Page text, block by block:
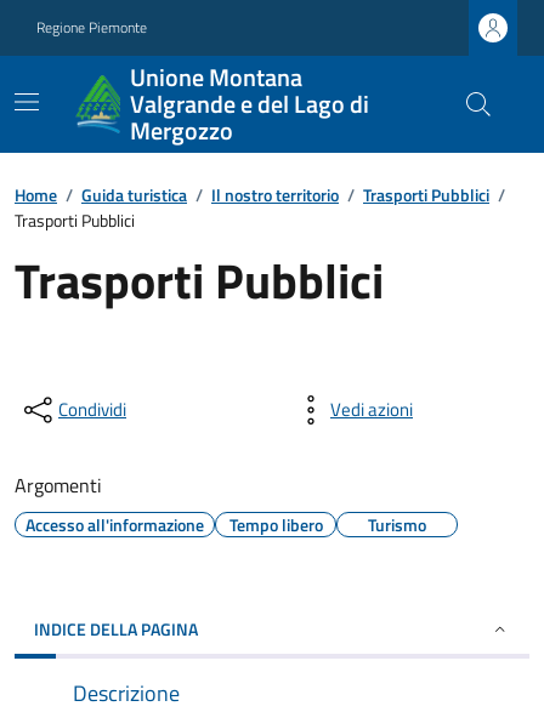
Regione Piemonte
Unione Montana
Valgrande e del Lago di
Mergozzo
Home / Guida turistica / Il nostro territorio / Trasporti Pubblici /
Trasporti Pubblici
Trasporti Pubblici
Condividi Vedi azioni
Argomenti
Accesso all'informazione Tempo libero Turismo
INDICE DELLA PAGINA
Descrizione